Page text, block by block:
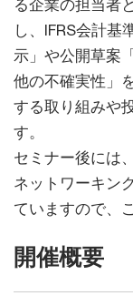
る企業の担当者
し、IFRS会計基
示」や公開草案
他の不確実性」
する取り組みや
す。
セミナー後には
ネットワーキン
ていますので、
開催概要